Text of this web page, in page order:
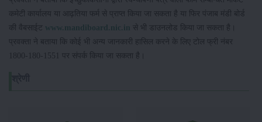
कमेटी कार्यालय या आढ़तिया फर्म से प्राप्त किया जा सकता है या फिर पंजाब मंडी बोर्ड
की वैबसाईट www.mandiboard.nic.in से भी डाउनलोड किया जा सकता है।
प्रवक्ता ने बताया कि कोई भी अन्य जानकारी हासिल करने के लिए टोल फ्री नंबर
1800-180-1551 पर संपर्क किया जा सकता है।